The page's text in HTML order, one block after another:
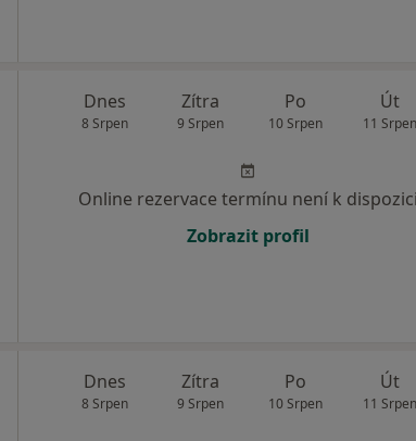
Dnes
8 Srpen
Zítra
9 Srpen
Po
10 Srpen
Út
11 Srpen
Online rezervace termínu není k dispozici
Zobrazit profil
Dnes
8 Srpen
Zítra
9 Srpen
Po
10 Srpen
Út
11 Srpen